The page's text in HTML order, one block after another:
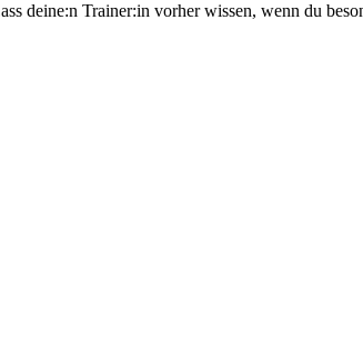
deine:n Trainer:in vorher wissen, wenn du